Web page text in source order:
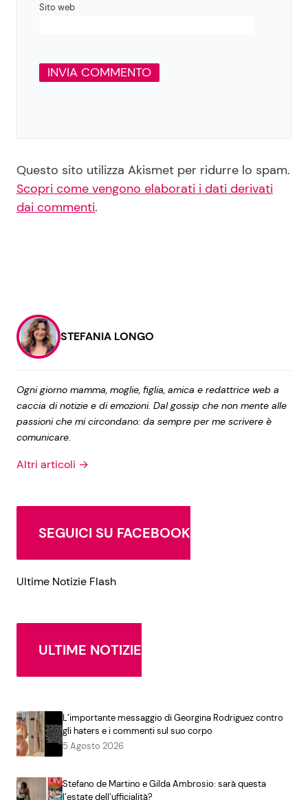
Sito web
Questo sito utilizza Akismet per ridurre lo spam.
Scopri come vengono elaborati i dati derivati
dai commenti.
STEFANIA LONGO
Ogni giorno mamma, moglie, figlia, amica e redattrice web a
caccia di notizie e di emozioni. Dal gossip che non mente alle
passioni che mi circondano: da sempre per me scrivere è
comunicare.
Altri articoli →
SEGUICI SU FACEBOOK
Ultime Notizie Flash
ULTIME NOTIZIE
L’importante messaggio di Georgina Rodriguez contro
gli haters e i commenti sul suo corpo
5 Agosto 2026
Stefano de Martino e Gilda Ambrosio: sarà questa
l’estate dell’ufficialità?